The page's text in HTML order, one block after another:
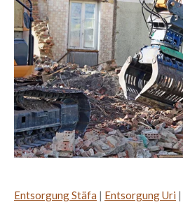
Entsorgung Stäfa | Entsorgung Uri |